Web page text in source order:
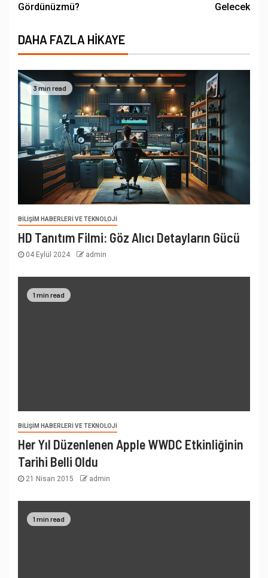
Gördünüzmü?
Gelecek
DAHA FAZLA HIKAYE
3 min read
BILIŞIM HABERLERI VE TEKNOLOJI
HD Tanıtım Filmi: Göz Alıcı Detayların Gücü
04 Eylül 2024 admin
1 min read
BILIŞIM HABERLERI VE TEKNOLOJI
Her Yıl Düzenlenen Apple WWDC Etkinliğinin
Tarihi Belli Oldu
21 Nisan 2015 admin
1 min read